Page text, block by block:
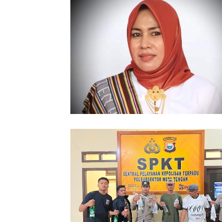
86 Kasus Kekerasan Perempuan dan
Terjadi di Halmahera Tengah